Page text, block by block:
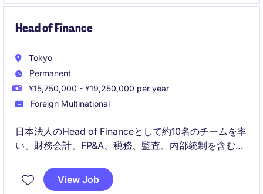
Head of Finance
Tokyo
Permanent
¥15,750,000 - ¥19,250,000 per year
Foreign Multinational
日本法人のHead of Financeとして約10名のチームを率
い、財務会計、FP&A、税務、監査、内部統制を含むフ
日本の経営陣および海外のリージョナル・グローバル
View Job